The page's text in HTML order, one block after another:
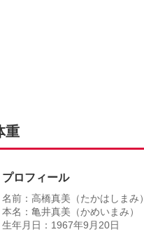
重
プロフィール
名前：高橋真美（たかはしまみ）
本名：亀井真美（かめいまみ）
生年月日：1967年9月20日